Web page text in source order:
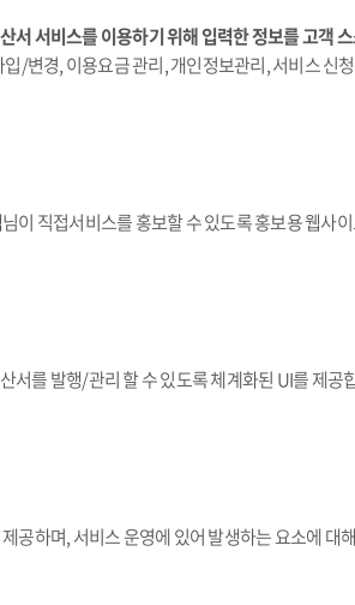
서 서비스를 이용하기 위해 입력한 정보를 고객
/변경, 이용요금 관리, 개인정보관리, 서비스 신
이 직접서비스를 홍보할 수 있도록 홍보용 웹사
서를 발행/관리 할 수 있도록 체계화된 UI를 제공
공하며, 서비스 운영에 있어 발생하는 요소에 대